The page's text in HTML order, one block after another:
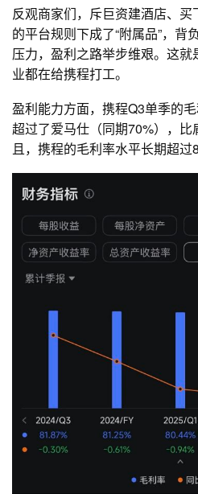
反观商家们，斥巨资建酒店、
的平台规则下成了“附属品”，背
压力，盈利之路举步维艰。这
业都在给携程打工。
盈利能力方面，携程Q3单季的
超过了爱马仕（同期70%），
且，携程的毛利率水平长期超过